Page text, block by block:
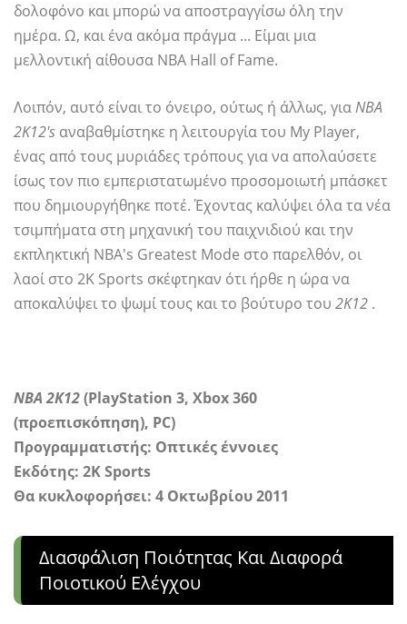
δολοφόνο και μπορώ να αποστραγγίσω όλη την
ημέρα. Ω, και ένα ακόμα πράγμα ... Είμαι μια
μελλοντική αίθουσα NBA Hall of Fame.
Λοιπόν, αυτό είναι το όνειρο, ούτως ή άλλως, γιαNBA
2K12's αναβαθμίστηκε η λειτουργία του My Player,
ένας από τους μυριάδες τρόπους για να απολαύσετε
ίσως τον πιο εμπεριστατωμένο προσομοιωτή μπάσκετ
που δημιουργήθηκε ποτέ. Έχοντας καλύψει όλα τα νέα
τσιμπήματα στη μηχανική του παιχνιδιού και την
εκπληκτική NBA's Greatest Mode στο παρελθόν, οι
λαοί στο 2K Sports σκέφτηκαν ότι ήρθε η ώρα να
αποκαλύψει το ψωμί τους και το βούτυρο του 2Κ12 .
ΝΒΑ 2Κ12(PlayStation 3, Xbox 360
(προεπισκόπηση), PC)
Προγραμματιστής: Οπτικές έννοιες
Εκδότης: 2K Sports
Θα κυκλοφορήσει: 4 Οκτωβρίου 2011
Διασφάλιση Ποιότητας Και Διαφορά
Ποιοτικού Ελέγχου